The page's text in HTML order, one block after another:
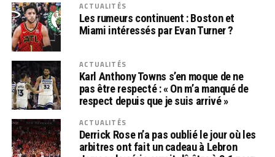
ACTUALITÉS
Les rumeurs continuent : Boston et
Miami intéressés par Evan Turner ?
ACTUALITÉS
Karl Anthony Towns s’en moque de ne
pas être respecté : « On m’a manqué de
respect depuis que je suis arrivé »
ACTUALITÉS
Derrick Rose n’a pas oublié le jour où les
arbitres ont fait un cadeau à Lebron